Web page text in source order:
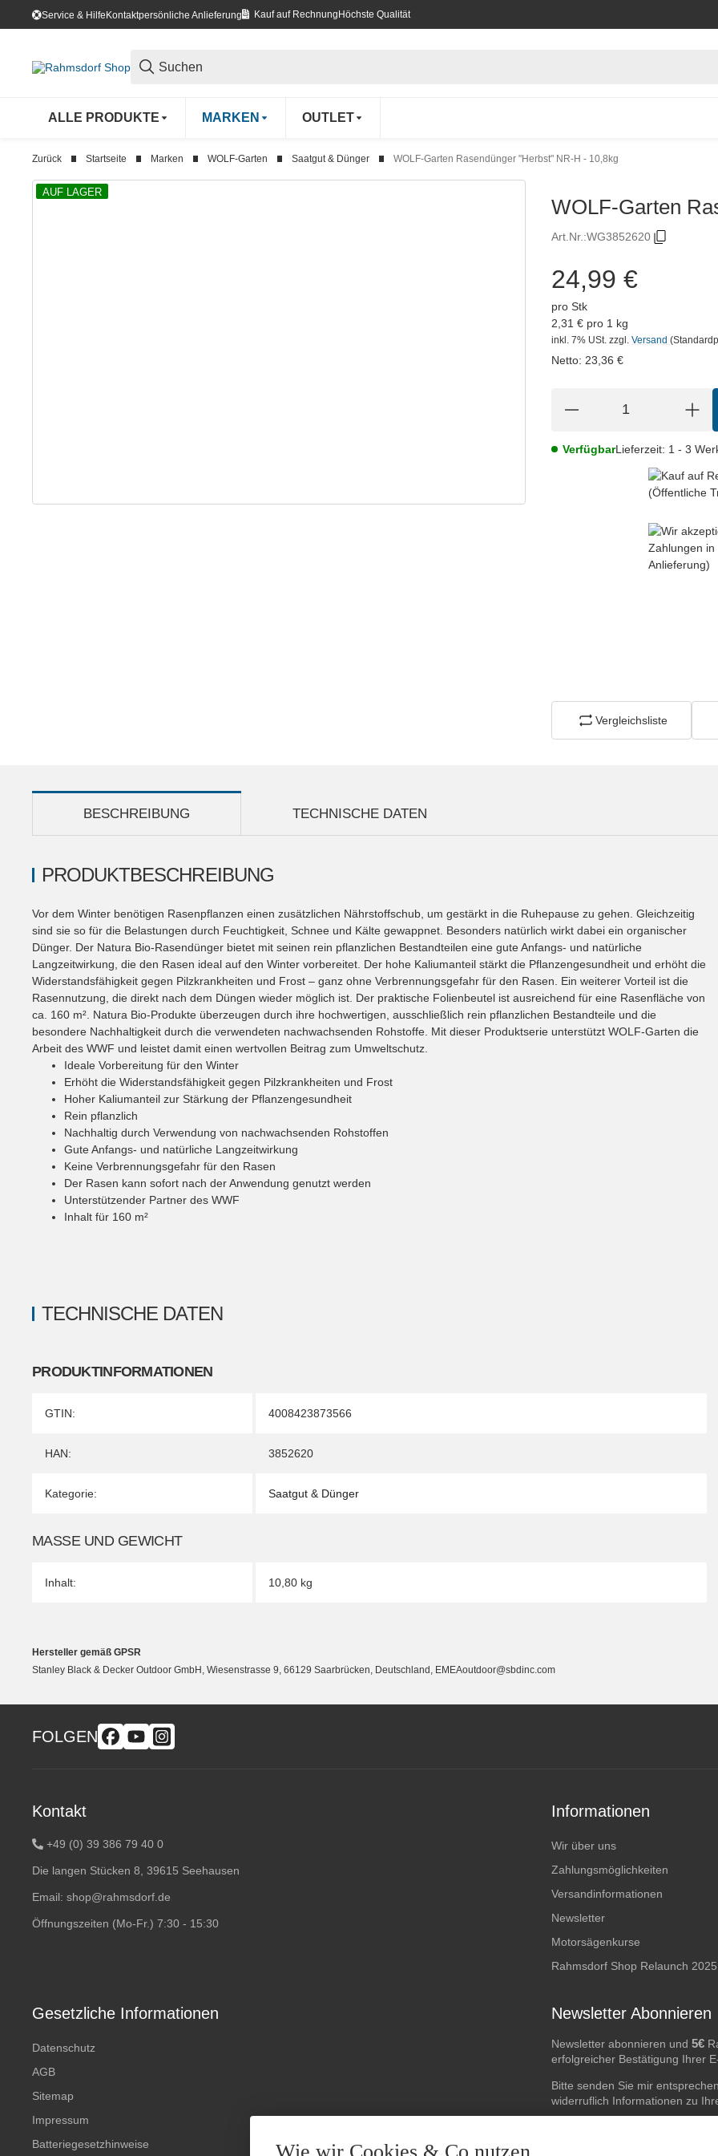
Service & HilfeKontaktpersönliche Anlieferung Kauf auf Rechnung Höchste Qualität
ALLE PRODUKTE MARKEN OUTLET
Zurück Startseite Marken WOLF-Garten Saatgut & Dünger WOLF-Garten Rasendünger "Herbst" NR-H - 10,8kg
AUF LAGER
WOLF-Garten
Art.Nr.:WG3852620
24,99 €
pro Stk
2,31 € pro 1 kg
inkl. 7% USt. zzgl. Versand
Netto: 23,36 €
VerfügbarLieferzeit: 1 - 3
Vergleichsliste
TECHNISCHE DATEN
BESCHREIBUNG
TECHNISCHE DATEN
PRODUKTINFORMATIONEN
Produkteigenschaft
Wert
GTIN: 4008423873566
HAN: 3852620
Kategorie: Saatgut & Dünger
MASSE UND GEWICHT
Inhalt: 10,80 kg
PRODUKTBESCHREIBUNG
Vor dem Winter benötigen Rasenpflanzen einen zusätzlichen Nährstoffschub, um gestärkt in die Ruhepause zu gehen. Gleichzeitig
sind sie so für die Belastungen durch Feuchtigkeit, Schnee und Kälte gewappnet. Besonders natürlich wirkt dabei ein organischer
Dünger. Der Natura Bio-Rasendünger bietet mit seinen rein pflanzlichen Bestandteilen eine gute Anfangs- und natürliche
Langzeitwirkung, die den Rasen ideal auf den Winter vorbereitet. Der hohe Kaliumanteil stärkt die Pflanzengesundheit und erhöht die
Widerstandsfähigkeit gegen Pilzkrankheiten und Frost – ganz ohne Verbrennungsgefahr für den Rasen. Ein weiterer Vorteil ist die
Rasennutzung, die direkt nach dem Düngen wieder möglich ist. Der praktische Folienbeutel ist ausreichend für eine Rasenfläche von
ca. 160 m². Natura Bio-Produkte überzeugen durch ihre hochwertigen, ausschließlich rein pflanzlichen Bestandteile und die
besondere Nachhaltigkeit durch die verwendeten nachwachsenden Rohstoffe. Mit dieser Produktserie unterstützt WOLF-Garten die
Arbeit des WWF und leistet damit einen wertvollen Beitrag zum Umweltschutz.
Ideale Vorbereitung für den Winter
Erhöht die Widerstandsfähigkeit gegen Pilzkrankheiten und Frost
Hoher Kaliumanteil zur Stärkung der Pflanzengesundheit
Rein pflanzlich
Nachhaltig durch Verwendung von nachwachsenden Rohstoffen
Gute Anfangs- und natürliche Langzeitwirkung
Keine Verbrennungsgefahr für den Rasen
Der Rasen kann sofort nach der Anwendung genutzt werden
Unterstützender Partner des WWF
Inhalt für 160 m²
Hersteller gemäß GPSR
Stanley Black & Decker Outdoor GmbH, Wiesenstrasse 9, 66129 Saarbrücken, Deutschland, EMEAoutdoor@sbdinc.com
FOLGEN
Kontakt
+49 (0) 39 386 79 40 0
Die langen Stücken 8, 39615 Seehausen
Email: shop@rahmsdorf.de
Öffnungszeiten (Mo-Fr.) 7:30 - 15:30
Informationen
Wir über uns
Zahlungsmöglichkeiten
Versandinformationen
Newsletter
Motorsägenkurse
Rahmsdorf Shop Relaunch 2025
Gesetzliche Informationen
Datenschutz
AGB
Sitemap
Impressum
Batteriegesetzhinweise
Newsletter Abonnieren
Newsletter abonnieren und 5€
erfolgreicher Bestätigung Ihrer
Bitte senden Sie mir
widerruflich Informationen zu